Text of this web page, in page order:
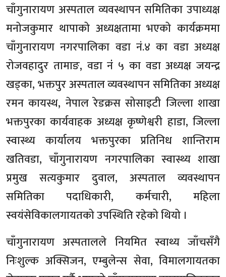
चाँगुनारायण अस्पताल व्यवस्थापन समितिका उपाध्यक्ष
मनोजकुमार थापाको अध्यक्षतामा भएको कार्यक्रममा
चाँगुनारायण नगरपालिका वडा नं.४ का वडा अध्यक्ष
रोजवहादुर तामाङ, वडा नंं ५ का वडा अध्यक्ष जयन्द्र
खड्का, भक्तपुर अस्पताल व्यवस्थापन समितिका अध्यक्ष
रमन कायस्थ, नेपाल रेडक्रस सोसाइटी जिल्ला शाखा
भक्तपुरका कार्यवाहक अध्यक्ष कृष्णेश्वरी हाडा, जिल्ला
स्वास्थ्य कार्यालय भक्तपुरका प्रतिनिध शान्तिराम
खतिवडा, चाँगुनारायण नगरपालिका स्वास्थ्य शाखा
प्रमुख सत्यकुमार दुवाल, अस्पताल व्यवस्थापन
समितिका पदाधिकारी, कर्मचारी, महिला
स्वयंसेविकालगायतको उपस्थिति रहेको थियो ।
चाँगुनारायण अस्पतालले नियमित स्वाथ्य जाँचसँगै
निःशुल्क अक्सिजन, एम्बुलेन्स सेवा, विमालगायतका